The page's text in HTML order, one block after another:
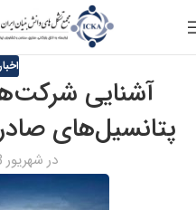
آشنایی
پتانسیل‌های
در شهریور 13, 1400